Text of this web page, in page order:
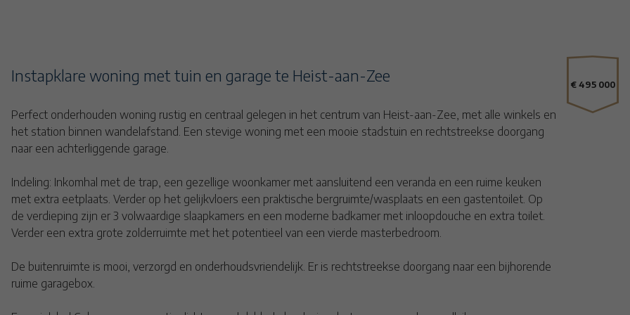
Instapklare woning met tuin en garage te Heist-aan-Zee € 495 000
Perfect onderhouden woning rustig en centraal gelegen in het centrum van Heist-aan-Zee, met alle winkels en
het station binnen wandelafstand. Een stevige woning met een mooie stadstuin en rechtstreekse doorgang
naar een achterliggende garage.
Indeling: Inkomhal met de trap, een gezellige woonkamer met aansluitend een veranda en een ruime keuken
met extra eetplaats. Verder op het gelijkvloers een praktische bergruimte/wasplaats en een gastentoilet. Op
de verdieping zijn er 3 volwaardige slaapkamers en een moderne badkamer met inloopdouche en extra toilet.
Verder een extra grote zolderruimte met het potentieel van een vierde masterbedroom.
De buitenruimte is mooi, verzorgd en onderhoudsvriendelijk. Er is rechtstreekse doorgang naar een bijhorende
ruime garagebox.